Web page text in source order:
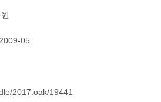
05
2017.oak/19441